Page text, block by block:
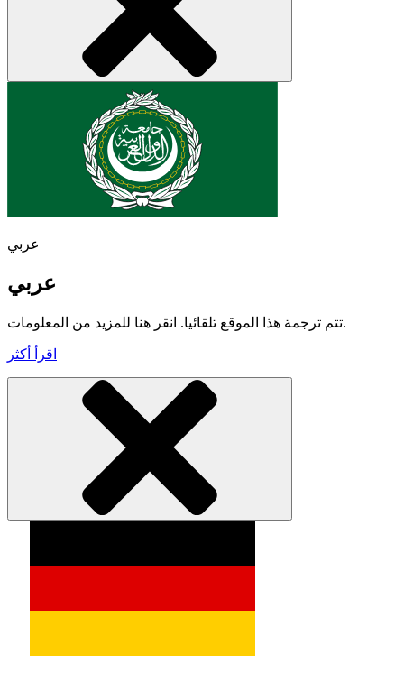
عربي
عربي
تتم ترجمة هذا الموقع تلقائيا. انقر هنا للمزيد من المعلومات.
اقرأ أكثر